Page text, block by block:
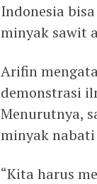
Indonesia
minyak sawit
Arifin
demonstrasi
Menurutnya,
minyak nabati
“Kita harus